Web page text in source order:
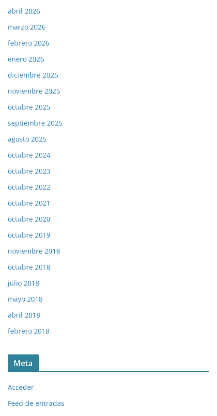
abril 2026
marzo 2026
febrero 2026
enero 2026
diciembre 2025
noviembre 2025
octubre 2025
septiembre 2025
agosto 2025
octubre 2024
octubre 2023
octubre 2022
octubre 2021
octubre 2020
octubre 2019
noviembre 2018
octubre 2018
julio 2018
mayo 2018
abril 2018
febrero 2018
Meta
Acceder
Feed de entradas